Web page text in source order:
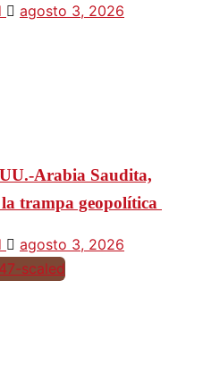
agosto 3, 2026
Arabia Saudita,
trampa geopolítica
agosto 3, 2026